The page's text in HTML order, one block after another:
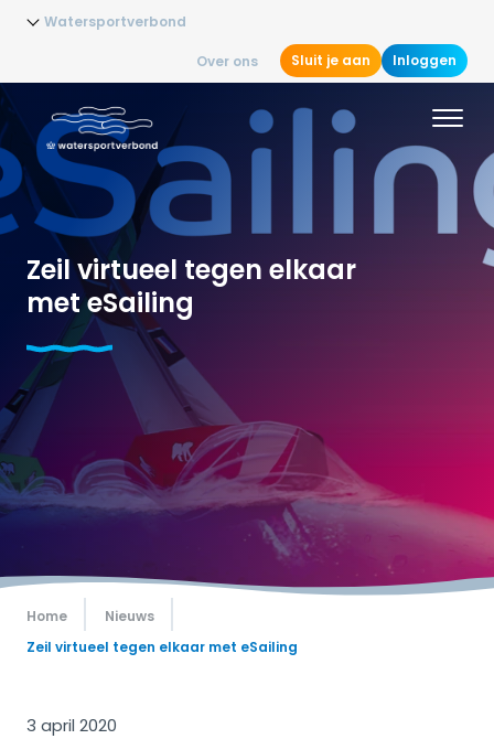
Watersportverbond
Over ons Sluit je aan Inloggen
Zeil virtueel tegen elkaar
met eSailing
Home
Nieuws
Zeil virtueel tegen elkaar met eSailing
3 april 2020